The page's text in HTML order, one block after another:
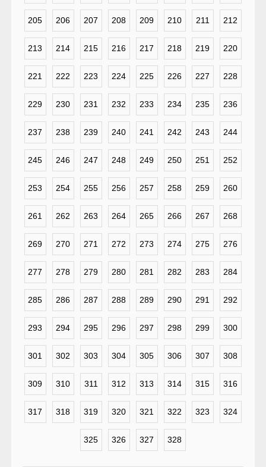
205 206 207 208 209 210 211 212
213 214 215 216 217 218 219 220
221 222 223 224 225 226 227 228
229 230 231 232 233 234 235 236
237 238 239 240 241 242 243 244
245 246 247 248 249 250 251 252
253 254 255 256 257 258 259 260
261 262 263 264 265 266 267 268
269 270 271 272 273 274 275 276
277 278 279 280 281 282 283 284
285 286 287 288 289 290 291 292
293 294 295 296 297 298 299 300
301 302 303 304 305 306 307 308
309 310 311 312 313 314 315 316
317 318 319 320 321 322 323 324
325 326 327 328